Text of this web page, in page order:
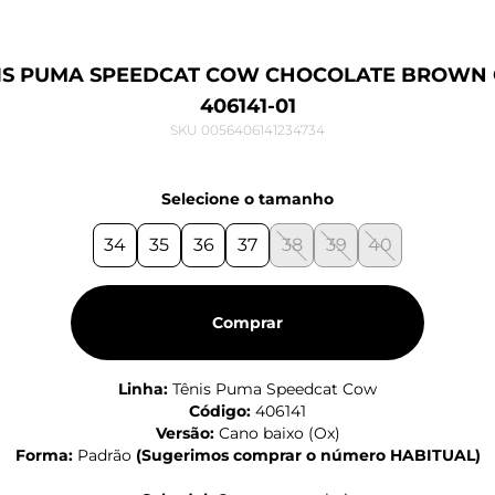
PUMA SPEEDCAT COW CHOCOLATE BROWN
406141-01
SKU 0056406141234734
Selecione o tamanho
34 35 36 37 38 39 40
Comprar
Linha: Tênis Puma Speedcat Cow
Código: 406141
Versão:Cano baixo (Ox)
Forma:Padrão (Sugerimos comprar o número HABITUAL)